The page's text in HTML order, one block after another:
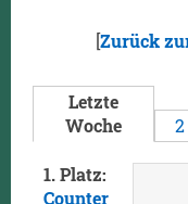
[Zurück
Letzte
Woche
1. Platz:
Counter